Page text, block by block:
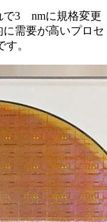
で3 nmに規格変更
に需要が高いプロセ
。